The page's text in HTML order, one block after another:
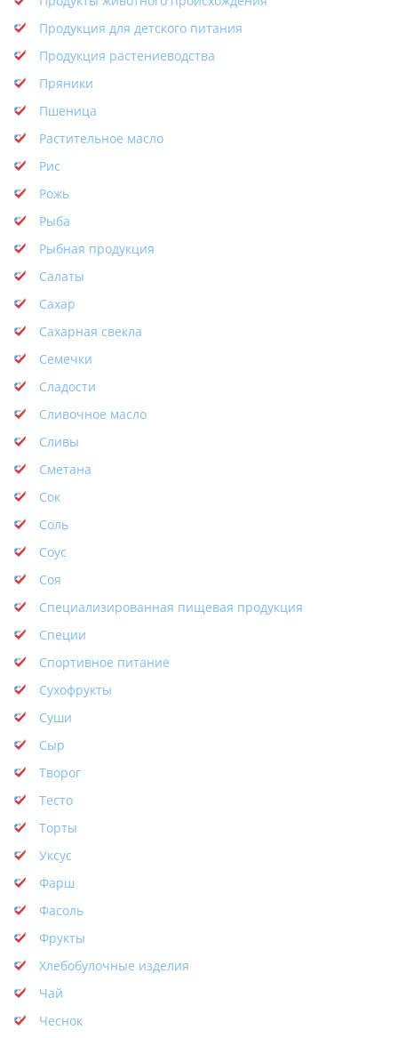
Продукция для детского питания
Продукция растениеводства
Пряники
Пшеница
Растительное масло
Рис
Рожь
Рыба
Рыбная продукция
Салаты
Сахар
Сахарная свекла
Семечки
Сладости
Сливочное масло
Сливы
Сметана
Сок
Соль
Соус
Соя
Специализированная пищевая продукция
Специи
Спортивное питание
Сухофрукты
Суши
Сыр
Творог
Тесто
Торты
Уксус
Фарш
Фасоль
Фрукты
Хлебобулочные изделия
Чай
Чеснок